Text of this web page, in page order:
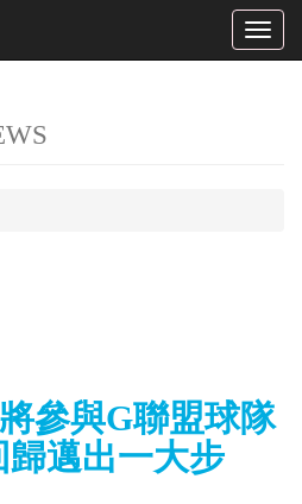
Toggle
參與G聯盟球隊
邁出一大步